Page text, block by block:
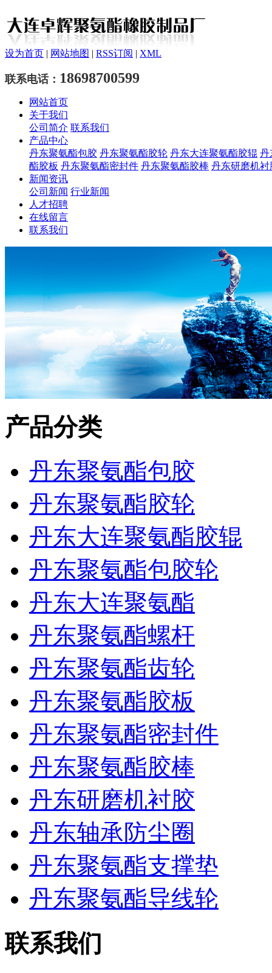
设为首页 | 网站地图 | RSS订阅 | XML
联系电话： 18698700599
网站首页
关于我们
公司简介 联系我们
产品中心
丹东聚氨酯包胶 丹东聚氨酯胶轮 丹东大连聚氨酯胶辊 丹
酯胶板 丹东聚氨酯密封件 丹东聚氨酯胶棒 丹东研磨机衬
新闻资讯
公司新闻 行业新闻
人才招聘
在线留言
联系我们
产品分类
丹东聚氨酯包胶
丹东聚氨酯胶轮
丹东大连聚氨酯胶辊
丹东聚氨酯包胶轮
丹东大连聚氨酯
丹东聚氨酯螺杆
丹东聚氨酯齿轮
丹东聚氨酯胶板
丹东聚氨酯密封件
丹东聚氨酯胶棒
丹东研磨机衬胶
丹东轴承防尘圈
丹东聚氨酯支撑垫
丹东聚氨酯导线轮
联系我们